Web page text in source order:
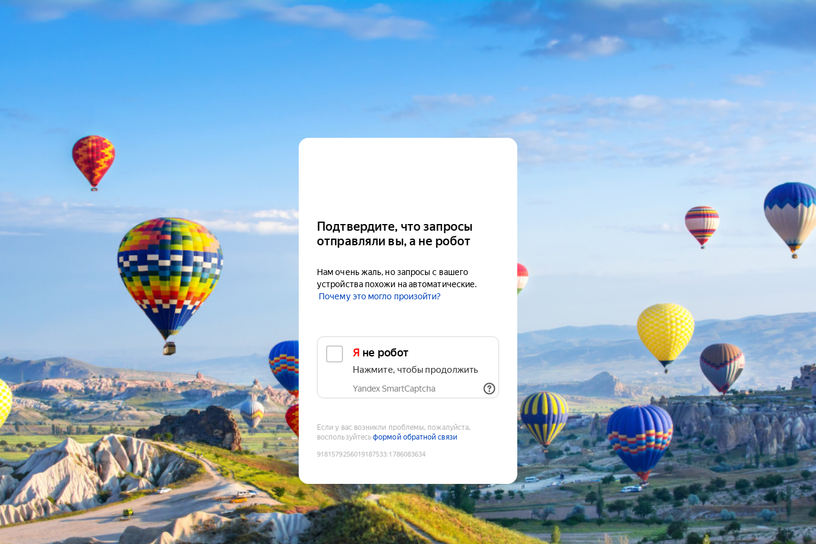
Подтвердите, что запросы
отправляли вы, а не робот
Нам очень жаль, но запросы с вашего
устройства похожи на автоматические.
Почему это могло произойти?
Я не робот
Нажмите, чтобы продолжить
Yandex SmartCaptcha
Если у вас возникли проблемы, пожалуйста,
воспользуйтесьформой обратной связи
9181579256019187533:1786083634